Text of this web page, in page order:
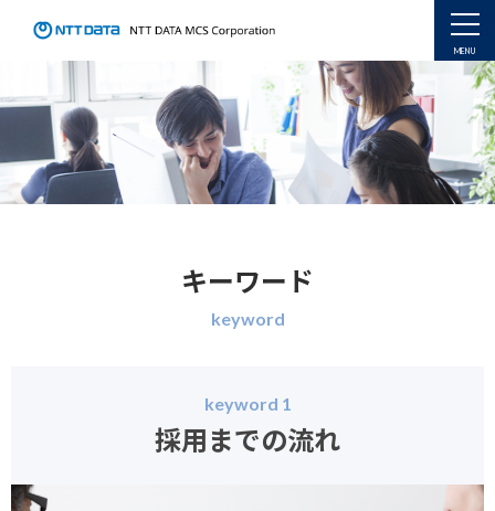
キーワード
keyword
keyword 1
採用までの流れ